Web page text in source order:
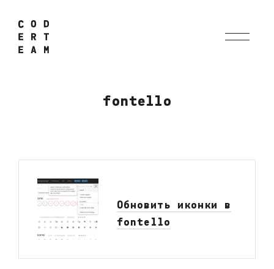
fontello
Обновить иконки в
fontello